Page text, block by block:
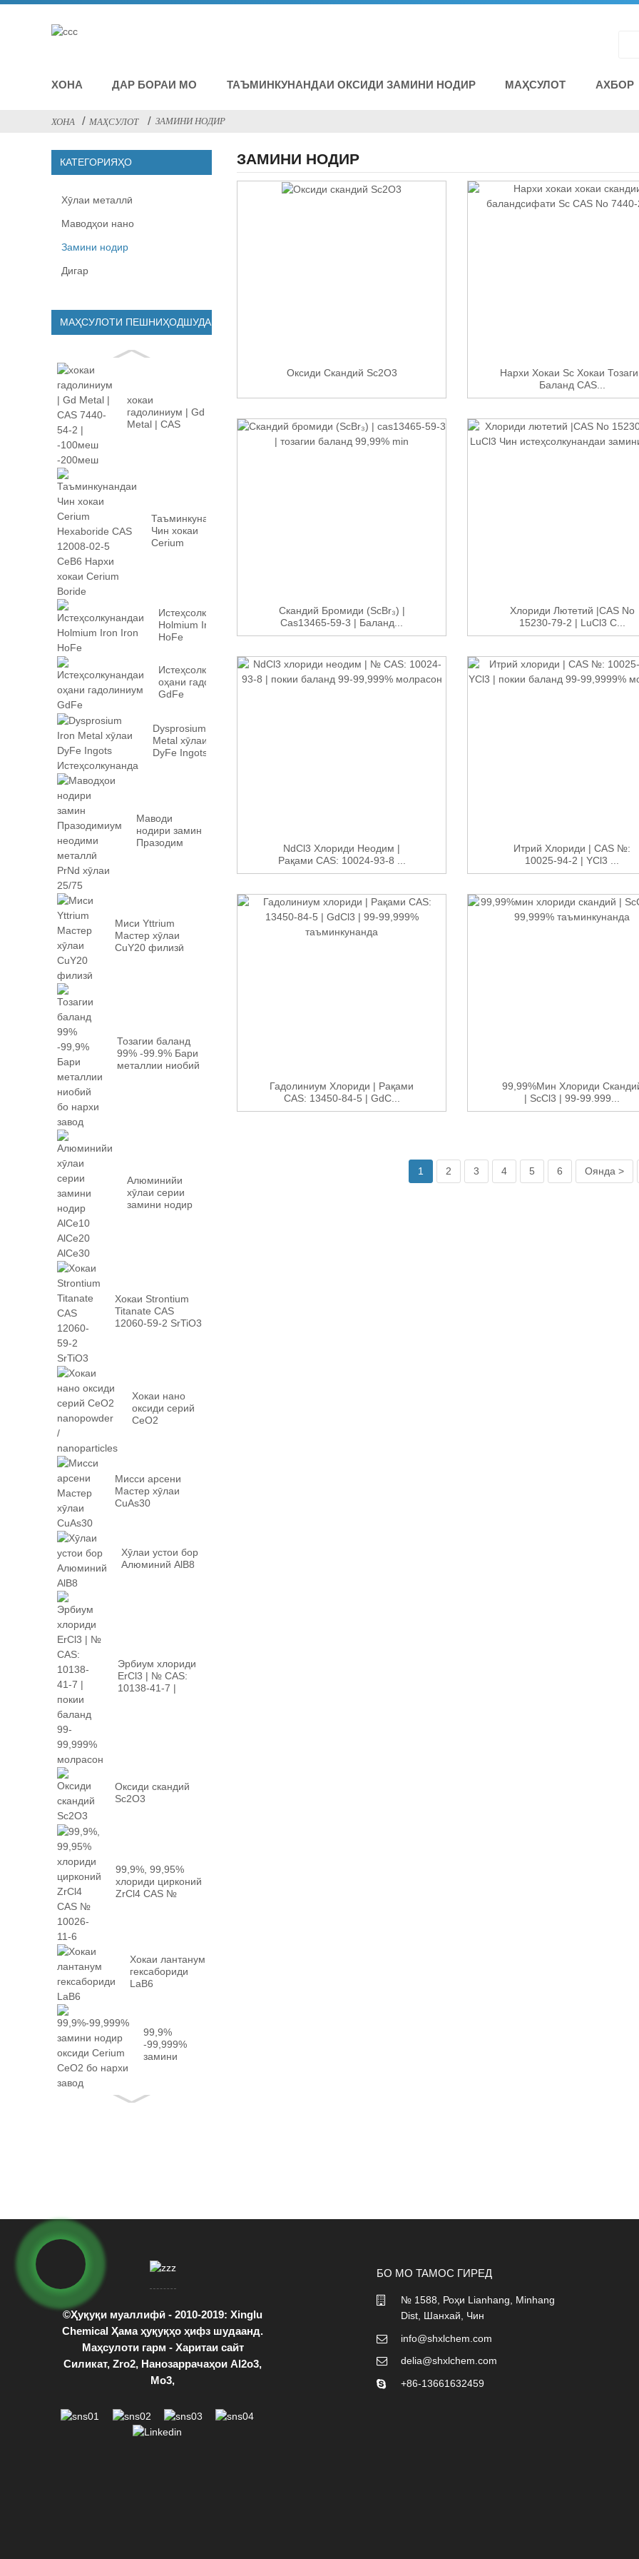
ХОНА ДАР БОРАИ МО ТАЪМИНКУНАНДАИ ОКСИДИ ЗАМИНИ НОДИР МАҲСУЛОТ АХБОР
ХОНА МАҲСУЛОТ ЗАМИНИ НОДИР
КАТЕГОРИЯҲО
Хӯлаи металлӣ
Маводҳои нано
Замини нодир
Дигар
МАҲСУЛОТИ ПЕШНИҲОДШУДА
хокаи
гадолиниум | Gd
Metal | CAS
Таъминкунандаи
Чин хокаи
Cerium
Истеҳсолкунандаи
Holmium Iron Iron
HoFe
Истеҳсолкунандаи
оҳани гадолиниум
GdFe
Dysprosium Iron
Metal хӯлаи
DyFe Ingots
Маводи
нодири замин
Празодим
Миси Yttrium
Мастер хӯлаи
CuY20 филизӣ
Тозагии баланд
99% -99.9% Бари
металлии ниобий
Алюминийи
хӯлаи серии
замини нодир
Хокаи Strontium
Titanate CAS
12060-59-2 SrTiO3
Хокаи нано
оксиди серий
CeO2
Мисси арсени
Мастер хӯлаи
CuAs30
Хӯлаи устои бор
Алюминий AlB8
Эрбиум хлориди
ErCl3 | № CAS:
10138-41-7 |
Оксиди скандий
Sc2O3
99,9%, 99,95%
хлориди цирконий
ZrCl4 CAS №
Хокаи лантанум
гексабориди
LaB6
99,9%
-99,999%
замини
Cerium CeO2
ЗАМИНИ НОДИР
Оксиди Скандий Sc2O3
Нархи Хокаи Sc Хокаи
Баланд CAS...
Скандий Бромиди (ScBr₃) |
Cas13465-59-3 | Баланд...
Хлориди Лютетий |CAS No
15230-79-2 | LuCl3 C...
NdCl3 Хлориди Неодим |
Рақами CAS: 10024-93-8 ...
Итрий Хлориди | CAS №:
10025-94-2 | YCl3 ...
Гадолиниум Хлориди | Рақами
CAS: 13450-84-5 | GdC...
99,99%мин Хлориди
| ScCl3 | 99-99.999...
1 2 3 4 5 6 Оянда >
©Ҳуқуқи муаллифӣ - 2010-2019: Xinglu
Chemical Ҳама ҳуқуқҳо ҳифз шудаанд.
Маҳсулоти гарм - Харитаи сайт
Силикат, Zro2, Нанозаррачаҳои Al2o3,
Мо3,
БО МО ТАМОС ГИРЕД
№ 1588, Роҳи Lianhang, Minhang
Dist, Шанхай, Чин
info@shxlchem.com
delia@shxlchem.com
+86-13661632459